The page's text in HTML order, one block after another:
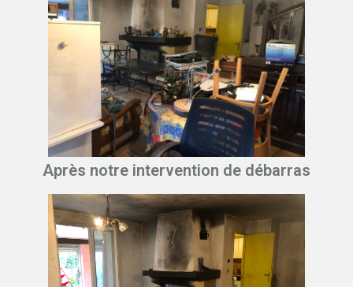
Après notre intervention de débarras